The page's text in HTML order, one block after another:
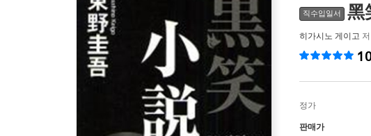
직수입일서 黑
히가시노 게이고 저
정가
판매가